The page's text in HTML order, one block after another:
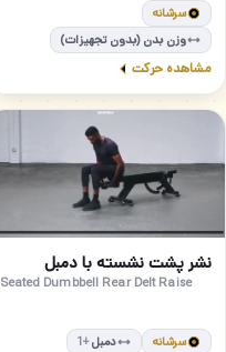
سرشانه
وزن بدن (بدون تجهیزات)
مشاهده حرکت
53
نشر پشت نشسته با دمبل
Seated Dumbbell Rear Delt Raise
سرشانه دمبل +1